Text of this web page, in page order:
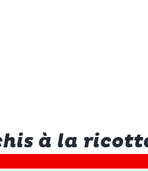
à la